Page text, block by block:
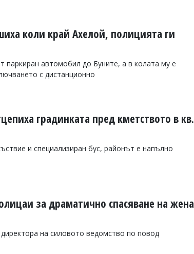
коли край Ахелой, полицията ги
паркиран автомобил до Буните, а в колата му е
с дистанционно
градинката пред кметството в кв.
и специализиран бус, районът е напълно
за драматично спасяване на жена
на силовото ведомство по повод